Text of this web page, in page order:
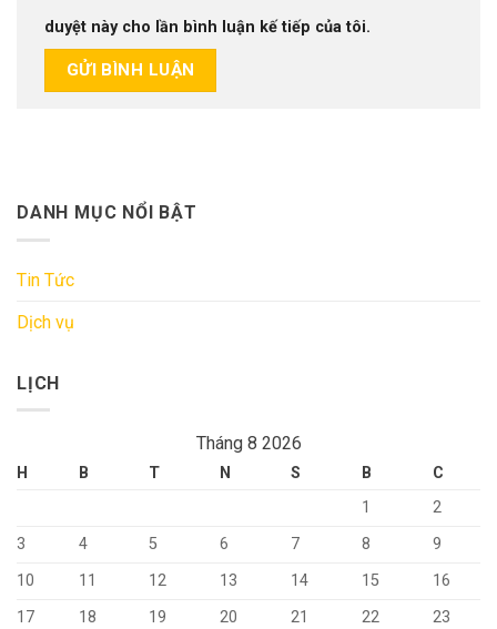
duyệt này cho lần bình luận kế tiếp của tôi.
DANH MỤC NỔI BẬT
Tin Tức
Dịch vụ
LỊCH
Tháng 8 2026
H B T N S B
C
1
2
3
4 5 6 7 8
9
10
11 12 13 14 15
16
17
18 19 20 21 22
23